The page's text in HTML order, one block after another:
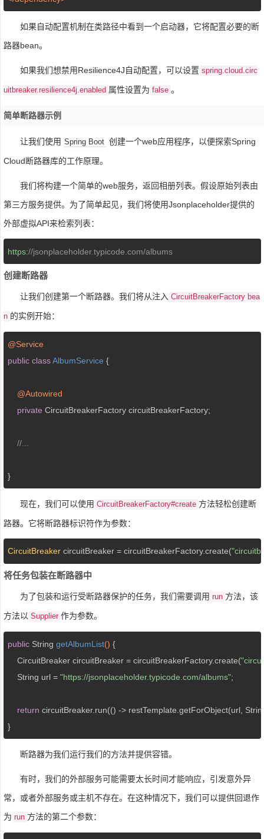
如果自动配置机制在类路径中看到一个启动器，它将配置必要的断
路器bean。
如果我们想禁用Resilience4J自动配置，可以设置 spring.cloud.circ
uitbreaker.resilience4j.enabled 属性设置为 false 。
简单断路器示例
让我们使用 Spring Boot 创建一个web应用程序，以便探索Spring
Cloud断路器库的工作原理。
我们将构建一个简单的web服务，返回相册列表。假设原始列表由
第三方服务提供。为了简单起见，我们将使用Jsonplaceholder提供的
外部虚拟API来检索列表：
https://jsonplaceholder.typicode.com/albums
创建断路器
让我们创建第一个断路器。我们将从注入 CircuitBreakerFactory bea
n 的实例开始：
@Service
public classAlbumService {
@Autowired
private CircuitBreakerFactory circuitBreakerFactory;
//...
}
现在，我们可以使用 CircuitBreakerFactory#create 方法轻松创建断
路器。它将断路器标识符作为参数：
CircuitBreaker circuitBreaker = circuitBreakerFactory.create(
将任务包装在断路器中
为了包装和运行受断路器保护的任务，我们需要调用 run 方法，该
方法以 Supplier 作为参数。
public String getAlbumList() {
    CircuitBreaker circuitBreaker = circuitBreakerFactory.create(
    String url =
"https://jsonplaceholder.typicode.com/albums";
return circuitBreaker.run(() -> restTemplate.getForObject(url,
}
断路器为我们运行我们的方法并提供容错。
有时，我们的外部服务可能需要太长时间才能响应，引发意外异
常，或者外部服务或主机不存在。在这种情况下，我们可以提供回退作
为 run 方法的第二个参数：